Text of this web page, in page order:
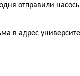
отправили
адрес